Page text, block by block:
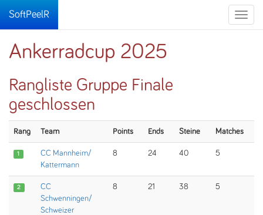
Toggle
SoftPeelR
Ankerradcup 2025
Rangliste Gruppe Finale
geschlossen
Rang Team Points Ends Steine Matches
1
CC Mannheim/
Kattermann
8 24 40 5
2
CC
Schwenningen/
Schweizer
8 21 38 5